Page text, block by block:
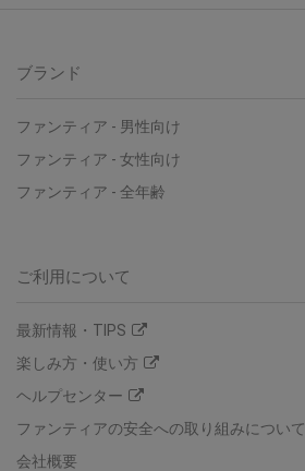
ブランド
ファンティア - 男性向け
ファンティア - 女性向け
ファンティア - 全年齢
ご利用について
最新情報・TIPS
楽しみ方・使い方
ヘルプセンター
ファンティアの安全への取り組みについて
会社概要